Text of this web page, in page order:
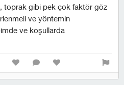
toprak gibi pek çok faktör göz
ve yöntemin
ve koşullarda